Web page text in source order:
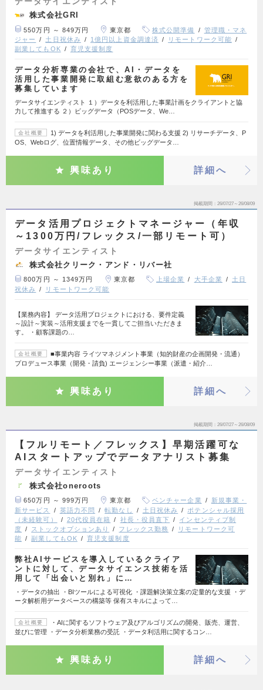
株式会社GRI
550万円 ～ 849万円 東京都 株式公開準備
管理職・マネ
ジャー
土日祝休み 1億円以上資金調達済
リモートワーク可能
副業してもOK
育児支援制度
データ分析専業の会社で、AI・データを
活用した事業開発に取組む意欲のある方を
募集しています
データサイエンティスト １）データを利活用した事業計画をクライアントと協
力して推進する ２）ビッグデータ（POSデータ、We…
会社概要
1) データを利活用した事業開発に関わる支援 2) リサーチデータ、P
OS、Webログ、位置情報データ、その他ビッグデータ…
興味あり 詳細へ
掲載期間 26/07/27～26/08/09
データ活用プロジェクトマネージャー（年収
～1300万円/フレックス/一部リモート可）
データサイエンティスト
株式会社クリーク・アンド・リバー社
800万円 ～ 1349万円 東京都 上場企業 大手企業
土日
祝休み
リモートワーク可能
【業務内容】 データ活用プロジェクトにおける、要件定義
～設計～実装～活用支援までを一貫してご担当いただきま
す。 ・顧客課題の…
会社概要
■事業内容 ライツマネジメント事業（知的財産の企画開発・流通）
プロデュース事業（開発・請負) エージェンシー事業（派遣・紹介…
興味あり 詳細へ
掲載期間 26/07/27～26/08/09
【フルリモート／フレックス】早期活躍可な
AIスタートアップでデータアナリスト募集
データサイエンティスト
株式会社oneroots
650万円 ～ 999万円 東京都 ベンチャー企業
新規事業・
新サービス
英語力不問 転勤なし 土日祝休み
ポテンシャル採用
（未経験可）
20代役員在籍 社長・役員直下
インセンティブ制
度
ストックオプションあり フレックス勤務
リモートワーク可
能
副業してもOK 育児支援制度
弊社AIサービスを導入しているクライア
ントに対して、データサイエンス技術を活
用して「出会いと別れ」に…
・データの抽出 ・BIツールによる可視化 ・課題解決策立案の定量的な支援 ・デ
ータ解析用データベースの構築等 保有スキルによって…
会社概要
・AIに関するソフトウェア及びアルゴリズムの開発、販売、運営、
並びに管理 ・データ分析業務の受託 ・データ利活用に関するコン…
興味あり 詳細へ